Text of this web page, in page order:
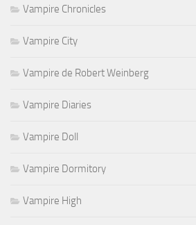
Vampire Chronicles
Vampire City
Vampire de Robert Weinberg
Vampire Diaries
Vampire Doll
Vampire Dormitory
Vampire High